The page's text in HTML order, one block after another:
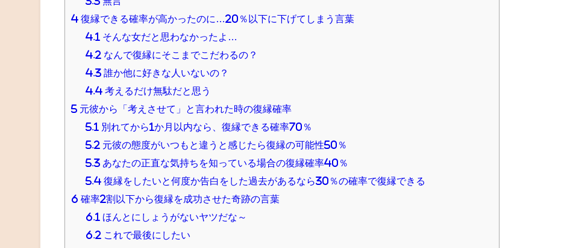
4 復縁できる確率が高かったのに…20％以下に下げてしまう言葉
4.1 そんな女だと思わなかったよ…
4.2 なんで復縁にそこまでこだわるの？
4.3 誰か他に好きな人いないの？
4.4 考えるだけ無駄だと思う
5 元彼から「考えさせて」と言われた時の復縁確率
5.1 別れてから1か月以内なら、復縁できる確率70％
5.2 元彼の態度がいつもと違うと感じたら復縁の可能性50％
5.3 あなたの正直な気持ちを知っている場合の復縁確率40％
5.4 復縁をしたいと何度か告白をした過去があるなら30％の確率で復縁できる
6 確率2割以下から復縁を成功させた奇跡の言葉
6.1 ほんとにしょうがないヤツだな～
6.2 これで最後にしたい